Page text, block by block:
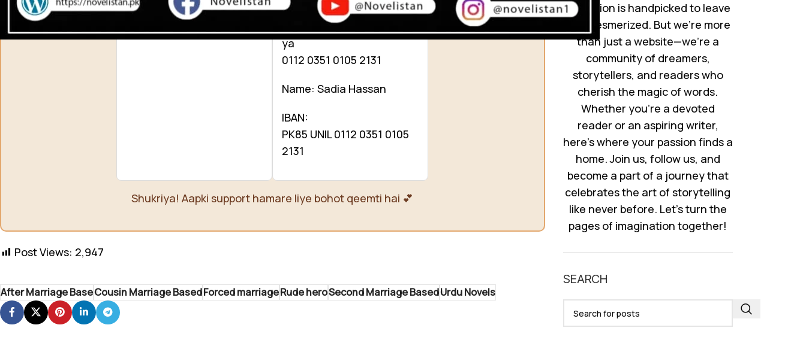
Account name: Safia Bano
Account no:
035101052131
ya
0112 0351 0105 2131
Name: Sadia Hassan
IBAN:
PK85 UNIL 0112 0351 0105
2131
Shukriya! Aapki support hamare liye bohot qeemti hai 💕
Post Views: 2,947
After Marriage BaseCousin Marriage BasedForced marriageRude heroSecond Marriage BasedUrdu Novels
collection is handpicked to leave
you mesmerized. But we’re more
than just a website—we’re a
community of dreamers,
storytellers, and readers who
cherish the magic of words.
Whether you’re a devoted
reader or an aspiring writer,
here’s where your passion finds a
home. Join us, follow us, and
become a part of a journey that
celebrates the art of storytelling
like never before. Let’s turn the
pages of imagination together!
SEARCH